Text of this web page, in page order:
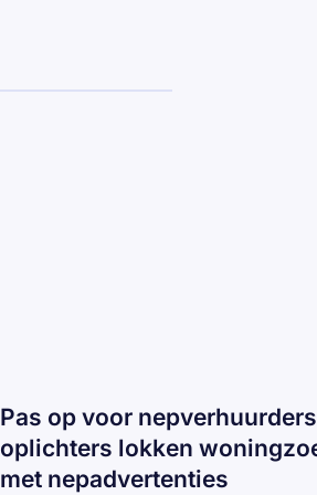
Pas op voor
oplichters lokken
met nepadvertenties